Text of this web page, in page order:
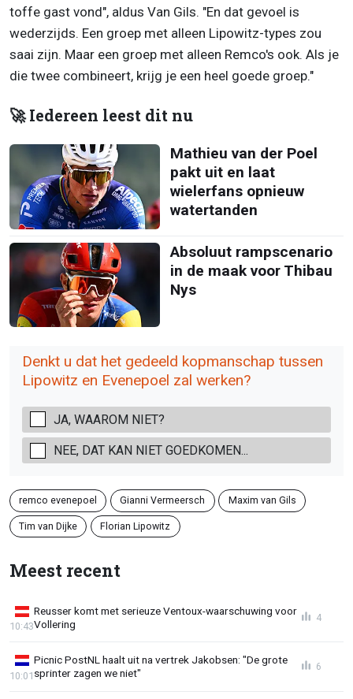
toffe gast vond", aldus Van Gils. "En dat gevoel is
wederzijds. Een groep met alleen Lipowitz-types zou
saai zijn. Maar een groep met alleen Remco's ook. Als je
die twee combineert, krijg je een heel goede groep."
🚀 Iedereen leest dit nu
Mathieu van der Poel
pakt uit en laat
wielerfans opnieuw
watertanden
Absoluut rampscenario
in de maak voor Thibau
Nys
Denkt u dat het gedeeld kopmanschap tussen
Lipowitz en Evenepoel zal werken?
JA, WAAROM NIET?
NEE, DAT KAN NIET GOEDKOMEN...
remco evenepoel Gianni Vermeersch Maxim van Gils
Tim van Dijke Florian Lipowitz
Meest recent
Reusser komt met serieuze Ventoux-waarschuwing voor
Vollering
10:43
4
Picnic PostNL haalt uit na vertrek Jakobsen: "De grote
sprinter zagen we niet"
10:01
6